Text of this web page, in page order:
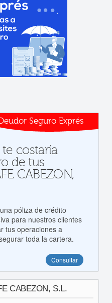
Seguro Exprés
costaría
de tus
CABEZON,
póliza de crédito
para nuestros clientes
tus operaciones a
toda la cartera.
Consultar
CABEZON, S.L.